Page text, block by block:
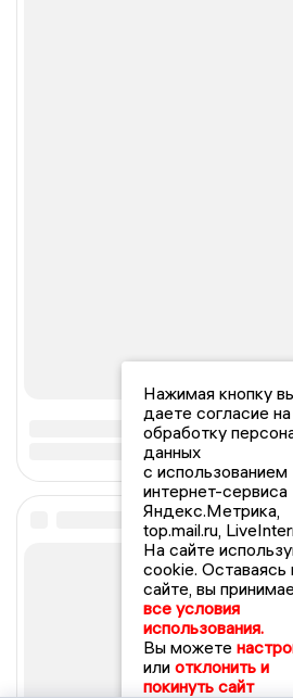
Нажимая кнопку
даете согласие на
обработку
данных
с использованием
интернет-сервиса
Яндекс.Метрика,
top.mail.ru,
На сайте
cookie. Оставаясь
сайте, вы
все условия
использования.
Вы можете
или отклонить и
покинуть сайт